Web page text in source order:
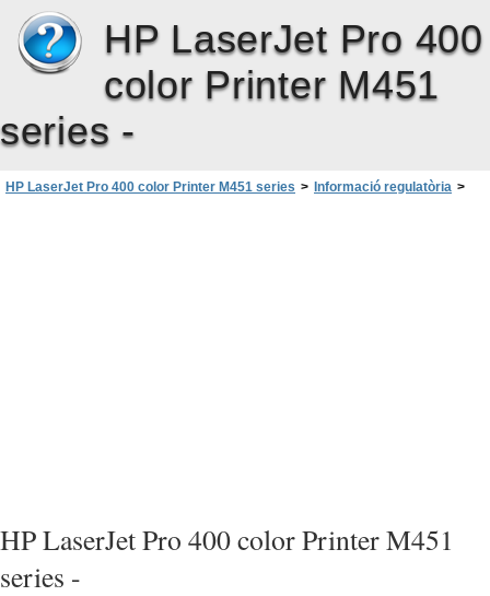
HP LaserJet Pro 400
color Printer M451
series -
HP LaserJet Pro 400 color Printer M451 series > Informació regulatòria >
HP LaserJet Pro 400 color Printer M451
series -